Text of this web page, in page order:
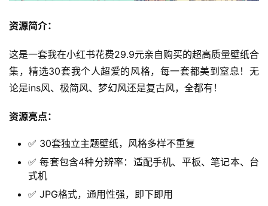
资源简介：
这是一套我在小红书花费29.9元亲自购买的超高质量壁纸合
集，精选30套我个人超爱的风格，每一套都美到窒息！无
论是ins风、极简风、梦幻风还是复古风，全都有！
资源亮点：
✅ 30套独立主题壁纸，风格多样不重复
✅ 每套包含4种分辨率：适配手机、平板、笔记本、台
式机
✅ JPG格式，通用性强，即下即用